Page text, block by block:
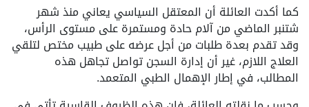
كما أكدت العائلة أن المعتقل السياسي يعاني منذ شهر
شتنبر الماضي من آلام حادة ومستمرة على مستوى الرأس،
وقد تقدم بعدة طلبات من أجل عرضه على طبيب مختص لتلقي
العلاج اللازم، غير أن إدارة السجن تواصل تجاهل هذه
المطالب، في إطار الإهمال الطبي المتعمد.